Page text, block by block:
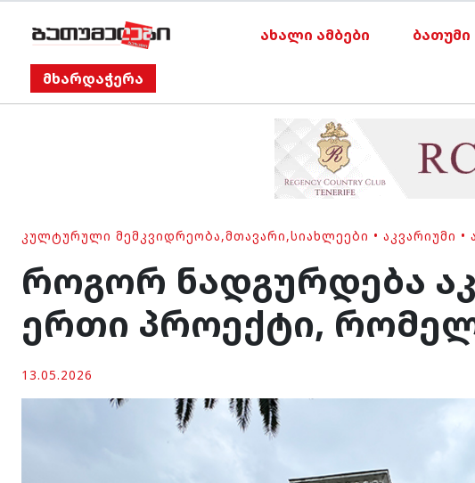
ახალი ამბები ბათუმი
მხარდაჭერა
ᲙᲣᲚᲢᲣᲠᲣᲚᲘ ᲛᲔᲛᲙᲕᲘᲓᲠᲔᲝᲑᲐ,ᲛᲗᲐᲕᲐᲠᲘ,ᲡᲘᲐᲮᲚᲔᲔᲑᲘ • ᲐᲙᲕᲐᲠᲘᲣᲛᲘ •
როგორ ნადგურდება
ერთი პროექტი,
13.05.2026